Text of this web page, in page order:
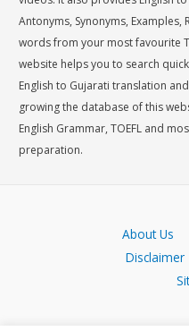
Antonyms, Synonyms,
words from your most favourite
website helps you to search
English to Gujarati translation
growing the database of this
English Grammar, TOEFL and
preparation.
About
Disclaimer